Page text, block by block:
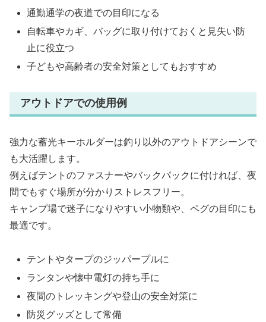
通勤通学の夜道での目印になる
自転車やカギ、バッグに取り付けておくと見失い防
止に役立つ
子どもや高齢者の安全対策としてもおすすめ
アウトドアでの使用例
強力な蓄光キーホルダーは釣り以外のアウトドアシーンで
も大活躍します。
例えばテントのファスナーやバックパックに付ければ、夜
間でもすぐ場所が分かりストレスフリー。
キャンプ場で迷子になりやすい小物類や、ペグの目印にも
最適です。
テントやタープのジッパープルに
ランタンや懐中電灯の持ち手に
夜間のトレッキングや登山の安全対策に
防災グッズとして常備